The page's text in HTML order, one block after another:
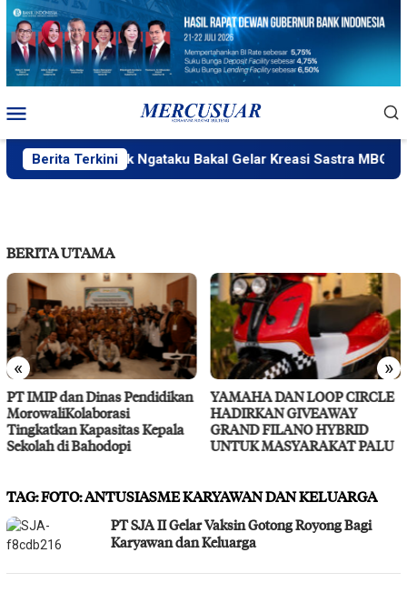
Loncat
konten
Mobile
Berita Terkini
PlakPlik Ngataku Bakal Gelar Kreasi Sastra MBG
BERITA UTAMA
« »
YAMAHA DAN LOOP CIRCLE
HADIRKAN GIVEAWAY
GRAND FILANO HYBRID
UNTUK MASYARAKAT PALU
RS Pendidikan Untad Gelar
Layanan Kesehatan Gratis
TAG:FOTO: ANTUSIASME KARYAWAN DAN KELUARGA
PT SJA II Gelar Vaksin Gotong Royong Bagi
Karyawan dan Keluarga